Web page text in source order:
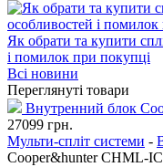
Як обрати та купити
і помилок при покупці
Всі новини
Переглянуті товари
Внутренний блок
27099 грн.
Мульти-спліт системи -
Cooper&hunter CHML-